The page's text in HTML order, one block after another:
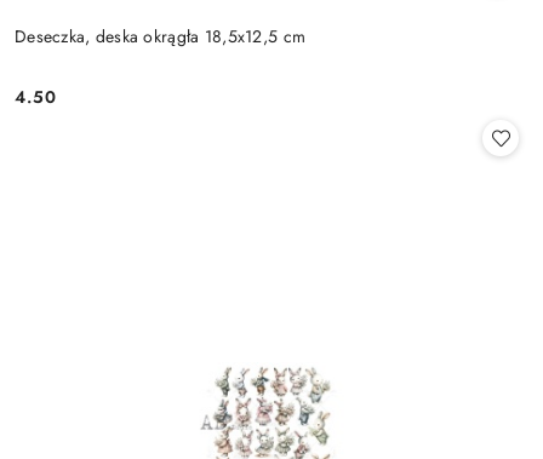
Deseczka, deska okrągła 18,5x12,5 cm
Cena:
4.50